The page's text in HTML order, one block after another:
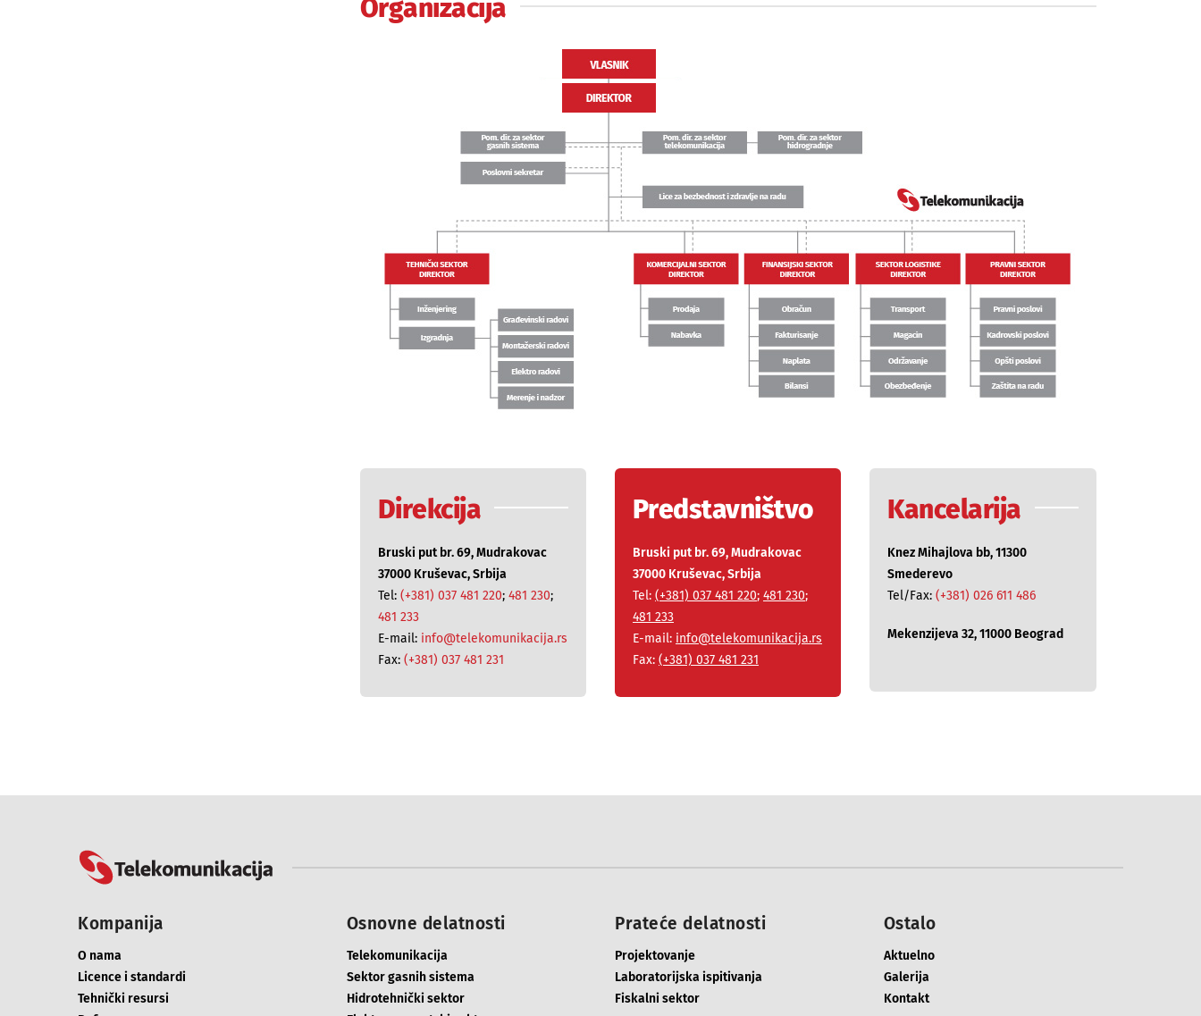
Organizacija
Direkcija
Bruski put br. 69, Mudrakovac
37000 Kruševac, Srbija
Tel: (+381) 037 481 220; 481 230;
481 233
E-mail: info@telekomunikacija.rs
Fax: (+381) 037 481 231
Predstavništvo
Bruski put br. 69, Mudrakovac
37000 Kruševac, Srbija
Tel: (+381) 037 481 220; 481 230;
481 233
E-mail: info@telekomunikacija.rs
Fax: (+381) 037 481 231
Kancelarija
Knez Mihajlova bb, 11300
Smederevo
Tel/Fax:(+381) 026 611 486
Mekenzijeva 32, 11000 Beograd
Kompanija
O nama
Licence i standardi
Tehnički resursi
Osnovne delatnosti
Telekomunikacija
Sektor gasnih sistema
Hidrotehnički sektor
Prateće delatnosti
Projektovanje
Laboratorijska ispitivanja
Fiskalni sektor
Ostalo
Aktuelno
Galerija
Kontakt